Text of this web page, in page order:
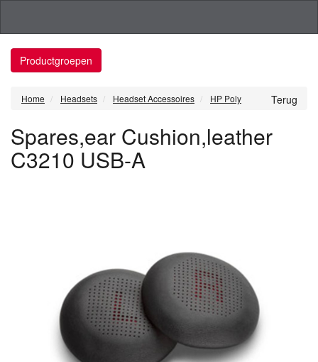
Productgroepen
Terug
Home Headsets Headset Accessoires HP Poly
Spares,ear Cushion,leather
C3210 USB-A